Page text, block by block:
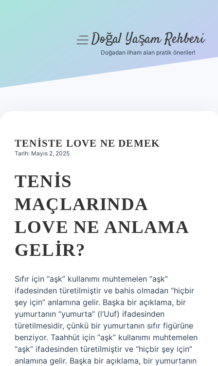
Hakkımızda
menüyüDoğal Yaşam Rehberi
Doğadan ilham alan pratik öneriler!
TENISTE LOVE NE DEMEK
Tarih: Mayıs 2, 2025
TENIS
MAÇLARINDA
LOVE NE ANLAMA
GELIR?
Sıfır için “aşk” kullanımı muhtemelen “aşk”
ifadesinden türetilmiştir ve bahis olmadan “hiçbir
şey için” anlamına gelir. Başka bir açıklama, bir
yumurtanın “yumurta” (l’Uuf) ifadesinden
türetilmesidir, çünkü bir yumurtanın sıfır figürüne
benziyor. Taahhüt için “aşk” kullanımı muhtemelen
“aşk” ifadesinden türetilmiştir ve “hiçbir şey için”
anlamına gelir. Başka bir açıklama, bir yumurtanın